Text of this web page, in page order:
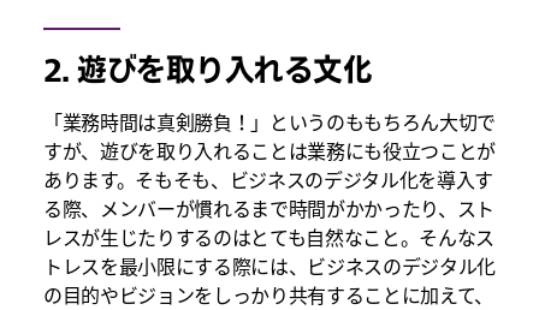
2. 遊びを取り入れる文化
「業務時間は真剣勝負！」というのももちろん大切で
すが、遊びを取り入れることは業務にも役立つことが
あります。そもそも、ビジネスのデジタル化を導入す
る際、メンバーが慣れるまで時間がかかったり、スト
レスが生じたりするのはとても自然なこと。そんなス
トレスを最小限にする際には、ビジネスのデジタル化
の目的やビジョンをしっかり共有することに加えて、